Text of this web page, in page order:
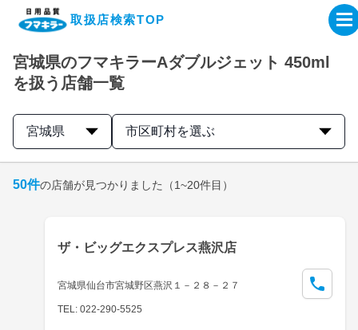
取扱店検索TOP
企業・IR情報サイト
製品情報サイト
取扱店検索はこちら
宮城県のフマキラーAダブルジェット 450ml
を扱う店舗一覧
宮城県 市区町村を選ぶ
50件の店舗が見つかりました （1~20件目）
ザ・ビッグエクスプレス燕沢店
宮城県仙台市宮城野区燕沢１－２８－２７
TEL: 022-290-5525